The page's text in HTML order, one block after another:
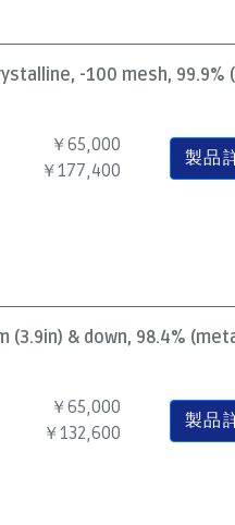
-100 mesh, 99.9%
￥65,000
￥177,400
製品
(3.9in) & down, 98.4%
￥65,000
￥132,600
製品